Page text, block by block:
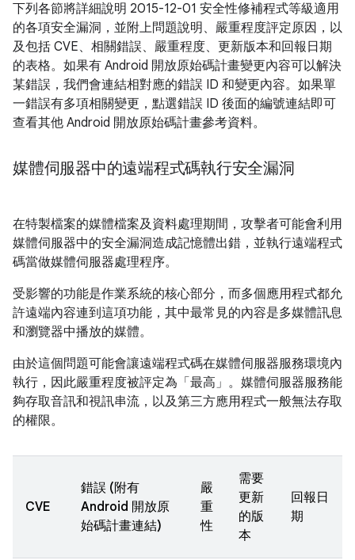
下列各節將詳細說明 2015-12-01 安全性修補程式等級適用
的各項安全漏洞，並附上問題說明、嚴重程度評定原因，以
及包括 CVE、相關錯誤、嚴重程度、更新版本和回報日期
的表格。如果有 Android 開放原始碼計畫變更內容可以解決
某錯誤，我們會連結相對應的錯誤 ID 和變更內容。如果單
一錯誤有多項相關變更，點選錯誤 ID 後面的編號連結即可
查看其他 Android 開放原始碼計畫參考資料。
媒體伺服器中的遠端程式碼執行安全漏洞
在特製檔案的媒體檔案及資料處理期間，攻擊者可能會利用
媒體伺服器中的安全漏洞造成記憶體出錯，並執行遠端程式
碼當做媒體伺服器處理程序。
受影響的功能是作業系統的核心部分，而多個應用程式都允
許遠端內容連到這項功能，其中最常見的內容是多媒體訊息
和瀏覽器中播放的媒體。
由於這個問題可能會讓遠端程式碼在媒體伺服器服務環境內
執行，因此嚴重程度被評定為「最高」。媒體伺服器服務能
夠存取音訊和視訊串流，以及第三方應用程式一般無法存取
的權限。
CVE
錯誤 (附有
Android 開放原
始碼計畫連結)
嚴
重
性
需要
更新
的版
本
回報日
期